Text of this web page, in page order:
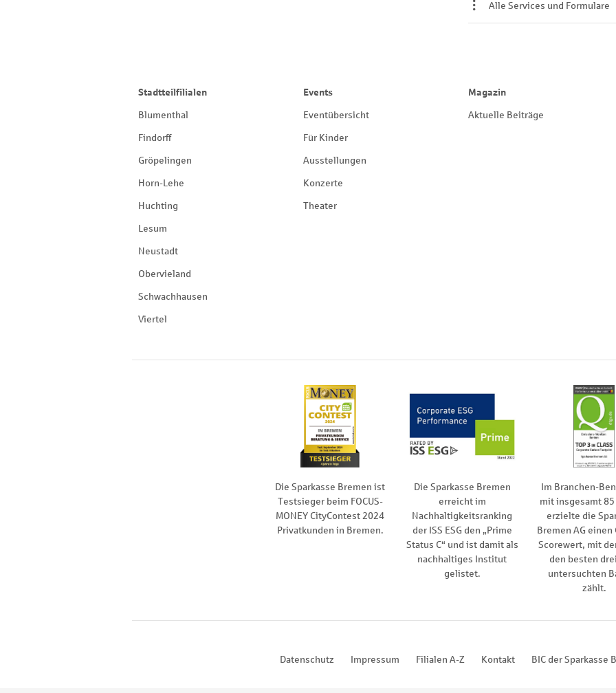
Alle Services und Formulare
Stadtteilfilialen
Blumenthal
Findorff
Gröpelingen
Horn-Lehe
Huchting
Lesum
Neustadt
Obervieland
Schwachhausen
Viertel
Events
Eventübersicht
Für Kinder
Ausstellungen
Konzerte
Theater
Magazin
Aktuelle Beiträge
Die Sparkasse Bremen ist
Testsieger beim FOCUS-
MONEY CityContest 2024
Privatkunden in Bremen.
Die Sparkasse Bremen
erreicht im
Nachhaltigkeitsranking
der ISS ESG den „Prime
Status C“ und ist damit als
nachhaltiges Institut
gelistet.
Im Branchen-
mit insgesamt 85
erzielte die
Bremen AG einen
Scorewert, mit
den besten
untersuchten
zählt.
Datenschutz Impressum Filialen A-Z Kontakt BIC der Sparkasse